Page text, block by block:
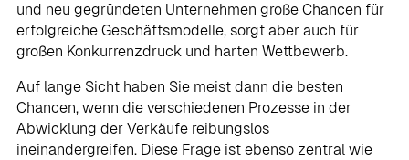
und neu gegründeten Unternehmen große Chancen für
erfolgreiche Geschäftsmodelle, sorgt aber auch für
großen Konkurrenzdruck und harten Wettbewerb.
Auf lange Sicht haben Sie meist dann die besten
Chancen, wenn die verschiedenen Prozesse in der
Abwicklung der Verkäufe reibungslos
ineinandergreifen. Diese Frage ist ebenso zentral wie